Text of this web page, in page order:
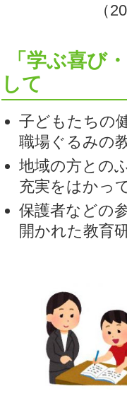
（
「学ぶ喜び
して
子どもたちの
職場ぐるみの
地域の方との
充実をはかっ
保護者などの
開かれた教育